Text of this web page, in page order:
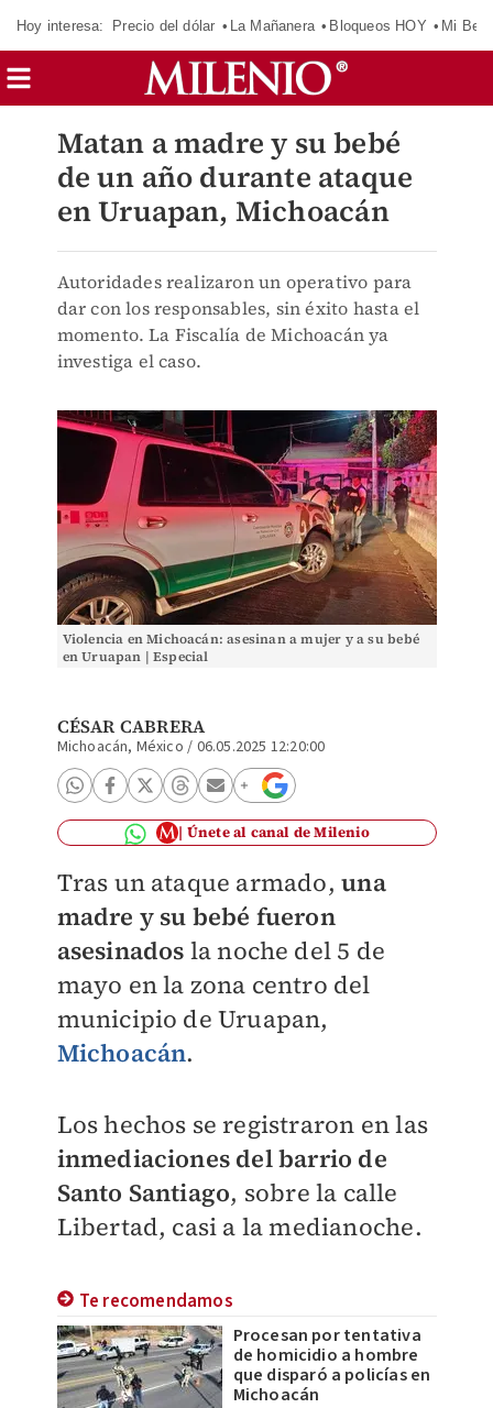
Hoy interesa: Precio del dólar La Mañanera Bloqueos HOY Mi
Matan a madre y su bebé
de un año durante ataque
en Uruapan, Michoacán
Autoridades realizaron un operativo para
dar con los responsables, sin éxito hasta el
momento. La Fiscalía de Michoacán ya
investiga el caso.
Violencia en Michoacán: asesinan a mujer y a su bebé
en Uruapan | Especial
CÉSAR CABRERA
Michoacán, México / 06.05.2025 12:20:00
Únete al canal de Milenio
Tras un ataque armado,una
madre y su bebé fueron
asesinados la noche del 5 de
mayo en la zona centro del
municipio de Uruapan,
Michoacán.
Los hechos se registraron en las
inmediaciones del barrio de
Santo Santiago, sobre la calle
Libertad, casi a la medianoche.
Te recomendamos
Procesan por tentativa
de homicidio a hombre
que disparó a policías en
Michoacán